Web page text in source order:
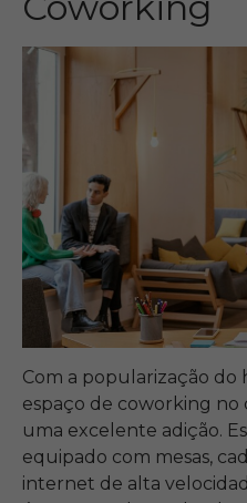
Com a popularização
espaço de coworking
uma excelente adição.
equipado com mesas,
internet de alta